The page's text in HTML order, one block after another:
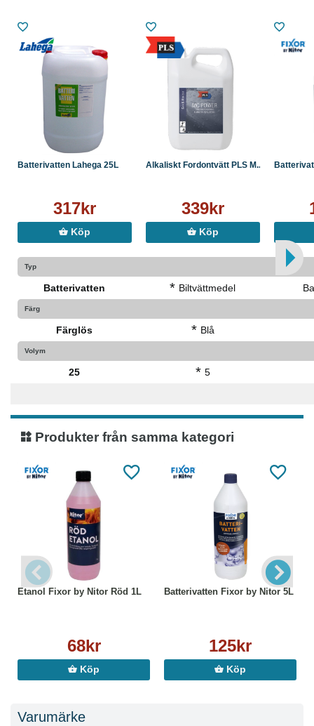
Batterivatten Lahega 25L
317kr
Köp
Alkaliskt Fordontvätt PLS M...
339kr
Köp
Typ
Batterivatten * Biltvättmedel
Färg
Färglös * Blå
Volym
25 * 5
Produkter från samma kategori
Etanol Fixor by Nitor Röd 1L
68kr
Köp
Batterivatten Fixor by Nitor 5L
125kr
Köp
Varumärke